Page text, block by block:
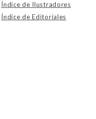
Índice de Ilustradores
Índice de Editoriales